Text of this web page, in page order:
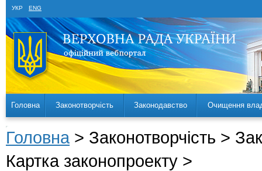
УКР ENG
Головна Законотворчість Законодавство Очищення
Головна > Законотворчість >
Картка законопроекту >